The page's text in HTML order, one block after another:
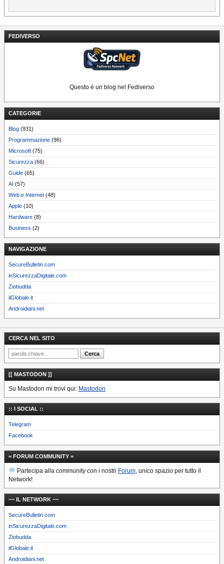
FEDIVERSO
Questo è un blog nel Fediverso
CATEGORIE
Blog (931)
Programmazione (96)
Microsoft (75)
Sicurezza (66)
Guide (65)
AI (57)
Web e Internet (48)
Apple (10)
Hardware (8)
Business (2)
NAVIGAZIONE
SecureBulletin.com
inSicurezzaDigitale.com
Ziobudda
ilGlobale.it
Androidiani.net
CERCA NEL SITO
[[ MASTODON ]]
Su Mastodon mi trovi qui: Mastodon
:: I SOCIAL ::
Telegram
Facebook
= FORUM COMMUNITY =
Partecipa alla community con i nostri Forum, unico spazio per tutto il
Network!
~~ IL NETWORK ~~
SecureBulletin.com
inSicurezzaDigitale.com
Ziobudda
ilGlobale.it
Androidiani.net